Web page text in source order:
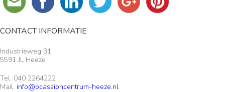
CONTACT INFORMATIE
Industrieweg 31
5591 JL Heeze
Tel. 040 2264222
Mail. info@ocassioncentrum-heeze.nl